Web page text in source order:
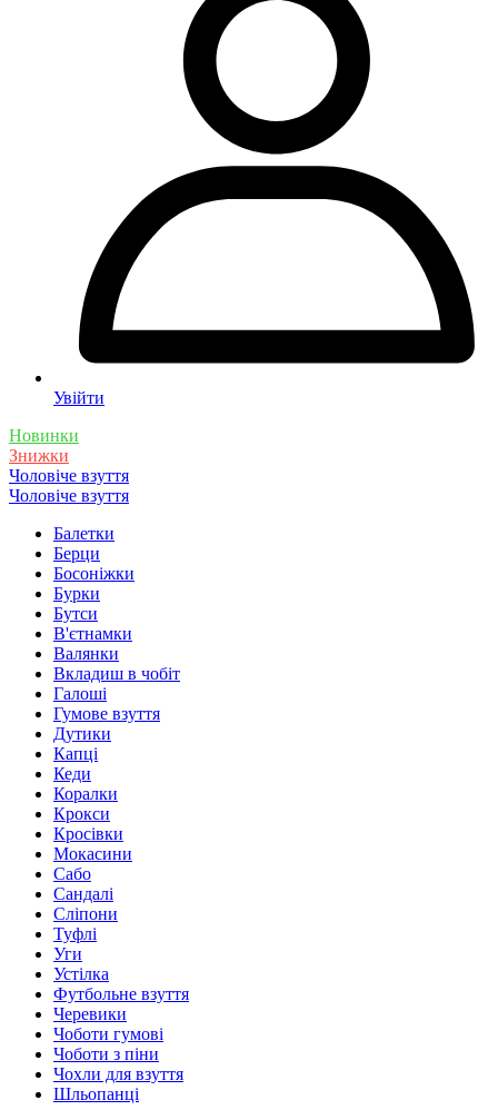
Увійти
Новинки
Знижки
Чоловіче взуття
Чоловіче взуття
Балетки
Берци
Босоніжки
Бурки
Бутси
В'єтнамки
Валянки
Вкладиш в чобіт
Галоші
Гумове взуття
Дутики
Капці
Кеди
Коралки
Крокси
Кросівки
Мокасини
Сабо
Сандалі
Сліпони
Туфлі
Уги
Устілка
Футбольне взуття
Черевики
Чоботи гумові
Чоботи з піни
Чохли для взуття
Шльопанці